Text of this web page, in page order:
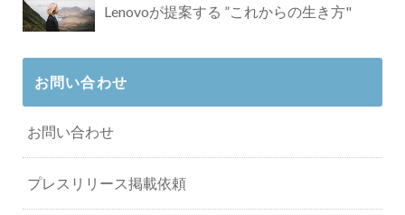
Lenovoが提案する ”これからの生き方"
お問い合わせ
お問い合わせ
プレスリリース掲載依頼